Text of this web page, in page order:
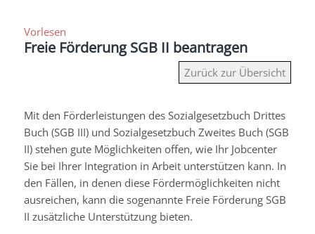
Vorlesen
Freie Förderung SGB II beantragen
Zurück zur Übersicht
Mit den Förderleistungen des Sozialgesetzbuch Drittes
Buch (SGB III) und Sozialgesetzbuch Zweites Buch (SGB
II) stehen gute Möglichkeiten offen, wie Ihr Jobcenter
Sie bei Ihrer Integration in Arbeit unterstützen kann. In
den Fällen, in denen diese Fördermöglichkeiten nicht
ausreichen, kann die sogenannte Freie Förderung SGB
II zusätzliche Unterstützung bieten.